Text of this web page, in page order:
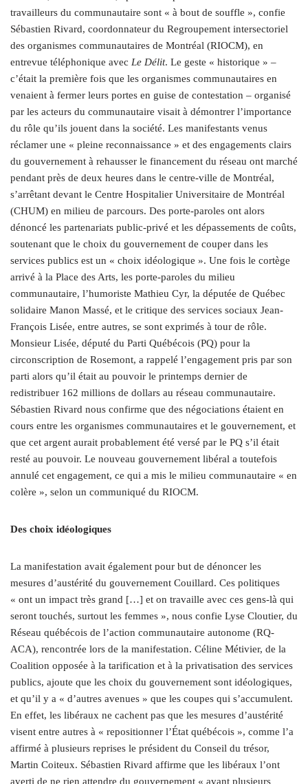
travailleurs du communautaire sont « à bout de souffle », confie
Sébastien Rivard, coordonnateur du Regroupement intersectoriel
des organismes communautaires de Montréal (RIOCM), en
entrevue téléphonique avec Le Délit. Le geste « historique » –
c’était la première fois que les organismes communautaires en
venaient à fermer leurs portes en guise de contestation – organisé
par les acteurs du communautaire visait à démontrer l’importance
du rôle qu’ils jouent dans la société. Les manifestants venus
réclamer une « pleine reconnaissance » et des engagements clairs
du gouvernement à rehausser le financement du réseau ont marché
pendant près de deux heures dans le centre-ville de Montréal,
s’arrêtant devant le Centre Hospitalier Universitaire de Montréal
(CHUM) en milieu de parcours. Des porte-paroles ont alors
dénoncé les partenariats public-privé et les dépassements de coûts,
soutenant que le choix du gouvernement de couper dans les
services publics est un « choix idéologique ». Une fois le cortège
arrivé à la Place des Arts, les porte-paroles du milieu
communautaire, l’humoriste Mathieu Cyr, la députée de Québec
solidaire Manon Massé, et le critique des services sociaux Jean-
François Lisée, entre autres, se sont exprimés à tour de rôle.
Monsieur Lisée, député du Parti Québécois (PQ) pour la
circonscription de Rosemont, a rappelé l’engagement pris par son
parti alors qu’il était au pouvoir le printemps dernier de
redistribuer 162 millions de dollars au réseau communautaire.
Sébastien Rivard nous confirme que des négociations étaient en
cours entre les organismes communautaires et le gouvernement, et
que cet argent aurait probablement été versé par le PQ s’il était
resté au pouvoir. Le nouveau gouvernement libéral a toutefois
annulé cet engagement, ce qui a mis le milieu communautaire « en
colère », selon un communiqué du RIOCM.
Des choix idéologiques
La manifestation avait également pour but de dénoncer les
mesures d’austérité du gouvernement Couillard. Ces politiques
« ont un impact très grand […] et on travaille avec ces gens-là qui
seront touchés, surtout les femmes », nous confie Lyse Cloutier, du
Réseau québécois de l’action communautaire autonome (RQ-
ACA), rencontrée lors de la manifestation. Céline Métivier, de la
Coalition opposée à la tarification et à la privatisation des services
publics, ajoute que les choix du gouvernement sont idéologiques,
et qu’il y a « d’autres avenues » que les coupes qui s’accumulent.
En effet, les libéraux ne cachent pas que les mesures d’austérité
visent entre autres à « repositionner l’État québécois », comme l’a
affirmé à plusieurs reprises le président du Conseil du trésor,
Martin Coiteux. Sébastien Rivard affirme que les libéraux l’ont
averti de ne rien attendre du gouvernement « avant plusieurs